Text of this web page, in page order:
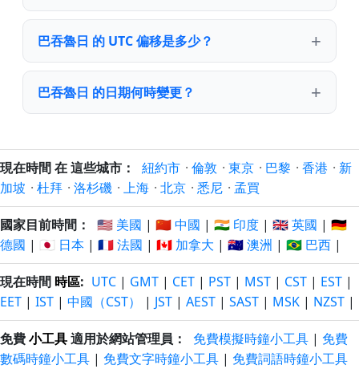
巴吞魯日 的 UTC 偏移是多少？
巴吞魯日 的日期何時變更？
現在時間 在 這些城市： 紐約市 · 倫敦 · 東京 · 巴黎 · 香港 · 新
加坡 · 杜拜 · 洛杉磯 · 上海 · 北京 · 悉尼 · 孟買
國家目前時間： 🇺🇸 美國 | 🇨🇳 中國 | 🇮🇳 印度 | 🇬🇧 英國 | 🇩🇪
德國 | 🇯🇵 日本 | 🇫🇷 法國 | 🇨🇦 加拿大 | 🇦🇺 澳洲 | 🇧🇷 巴西 |
現在時間 時區: UTC | GMT | CET | PST | MST | CST | EST |
EET | IST | 中國（CST） | JST | AEST | SAST | MSK | NZST |
免費小工具適用於網站管理員： 免費模擬時鐘小工具 | 免費
數碼時鐘小工具 | 免費文字時鐘小工具 | 免費詞語時鐘小工具